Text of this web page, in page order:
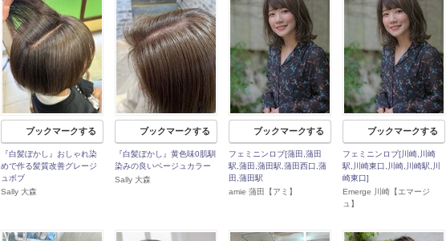
ブックマークする
『白髪ぼかし』おしゃれ染
めで作る髪質改善グレージ
ュボブ
Sally 大森
ブックマークする
『白髪ぼかし』黄色味0肌馴
染みの良いベージュカラー
Sally 大森
ブックマークする
フェミニンロブ[蒲田,蒲田
駅,蒲田,蒲田駅,蒲田西口,蒲
田,蒲田駅
amie 蒲田【アミ】
ブックマークする
フェミニンロブ[川崎,川崎
駅,川崎東口,川崎,川崎駅,川
崎東口]
Emerge 川崎【エマージ
ュ】